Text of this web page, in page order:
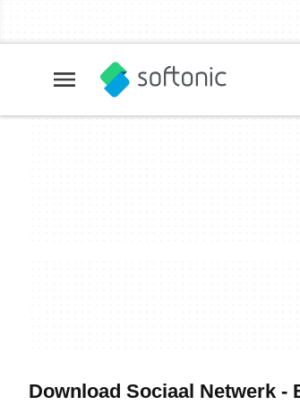
Download Sociaal Netwerk -